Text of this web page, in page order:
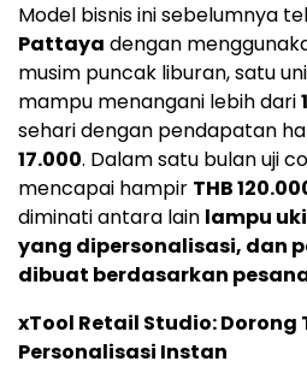
Model bisnis ini sebelumnya
Pattaya dengan
musim puncak liburan, satu
mampu menangani lebih dari
sehari dengan pendapatan
17.000. Dalam satu bulan uji
mencapai hampir THB
diminati antara lain lampu
yang dipersonalisasi, dan
dibuat berdasarkan
xTool Retail Studio:
Personalisasi Instan